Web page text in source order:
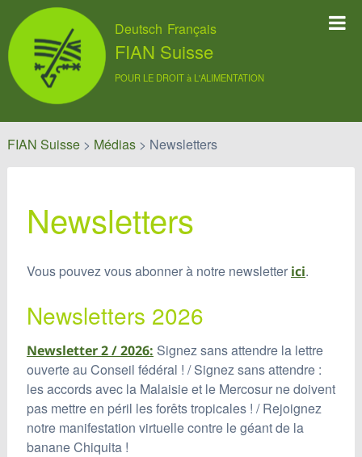
Deutsch Français
FIAN Suisse
POUR LE DROIT à L'ALIMENTATION
FIAN Suisse> Médias> Newsletters
Newsletters
Vous pouvez vous abonner à notre newsletter ici.
Newsletters 2026
Newsletter 2 / 2026: Signez sans attendre la lettre
ouverte au Conseil fédéral ! / Signez sans attendre :
les accords avec la Malaisie et le Mercosur ne doivent
pas mettre en péril les forêts tropicales ! / Rejoignez
notre manifestation virtuelle contre le géant de la
banane Chiquita !